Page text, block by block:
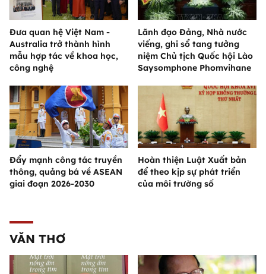
Đưa quan hệ Việt Nam -
Australia trở thành hình
mẫu hợp tác về khoa học,
công nghệ
Lãnh đạo Đảng, Nhà nước
viếng, ghi sổ tang tưởng
niệm Chủ tịch Quốc hội Lào
Saysomphone Phomvihane
Đẩy mạnh công tác truyền
thông, quảng bá về ASEAN
giai đoạn 2026-2030
Hoàn thiện Luật Xuất bản
để theo kịp sự phát triển
của môi trường số
VĂN THƠ